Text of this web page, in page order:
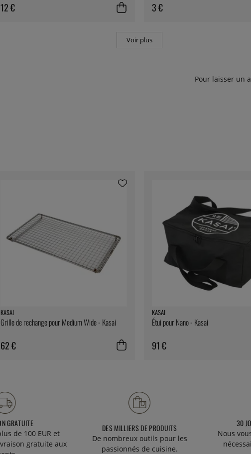
12 € 3 €
Voir plus
Pour laisser un
KASAI
Grille de rechange pour Medium Wide - Kasai
62 €
KASAI
Étui pour Nano - Kasai
91 €
GRATUITE
de 100 EUR et
gratuite aux
DES MILLIERS DE PRODUITS
De nombreux outils pour les
passionnés de cuisine.
30
Nous